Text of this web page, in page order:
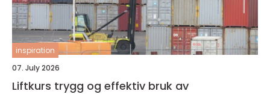
inspiration
07. July 2026
Liftkurs trygg og effektiv bruk av